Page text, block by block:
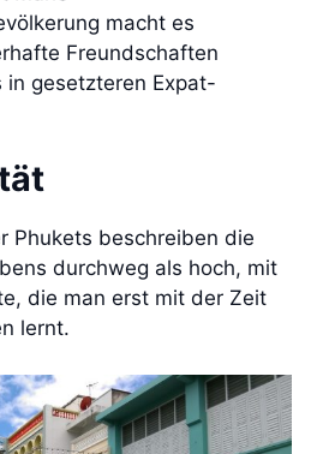
macht es
Freundschaften
in gesetzteren Expat-
Phukets beschreiben die
durchweg als hoch, mit
die man erst mit der Zeit
lernt.